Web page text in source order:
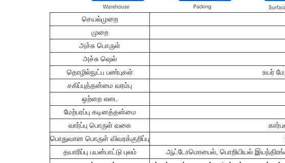
செயல்முறை
முறை
அச்சு பொருள்
அச்சு ஷெல்
தொழில்நுட்ப பண்புகள்
உயர்
சகிப்புத்தன்மை வரம்பு
ஒற்றை எடை
மேற்பரப்பு கடினத்தன்மை
வார்ப்பு பொருள் வகை
பொதுவான பொருள் விவரக்குறிப்பு
தயாரிப்பு பயன்பாட்டு புலம்
ஆட்டோமொபைல், பொறியியல்